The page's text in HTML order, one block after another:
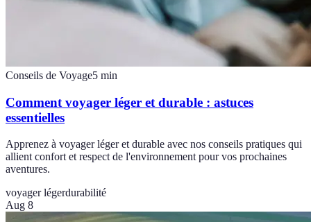
Conseils de Voyage5 min
Comment voyager léger et durable : astuces
essentielles
Apprenez à voyager léger et durable avec nos conseils pratiques qui
allient confort et respect de l'environnement pour vos prochaines
aventures.
voyager légerdurabilité
Aug 8